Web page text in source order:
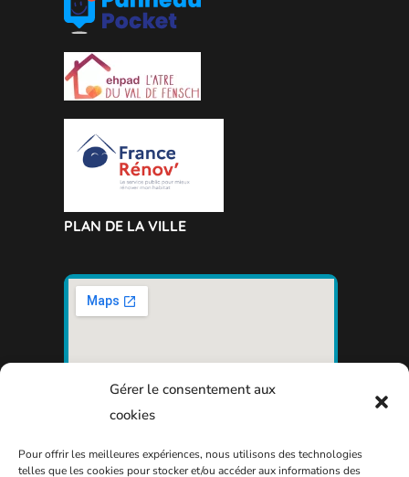
Gérer le consentement aux
cookies
Pour offrir les meilleures expériences, nous utilisons des technologies
telles que les cookies pour stocker et/ou accéder aux informations des
PLAN DE LA VILLE